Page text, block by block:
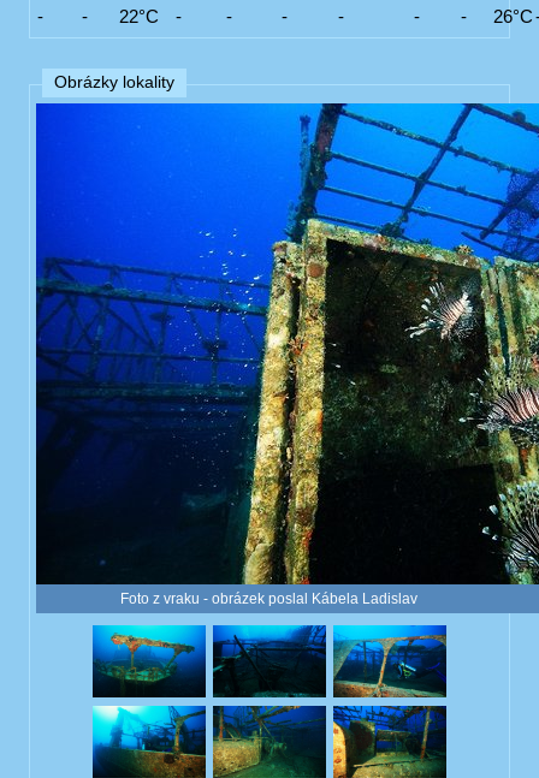
-
- 22°C - - - - - - 26°C
Obrázky lokality
Foto z vraku - obrázek poslal Kábela Ladislav